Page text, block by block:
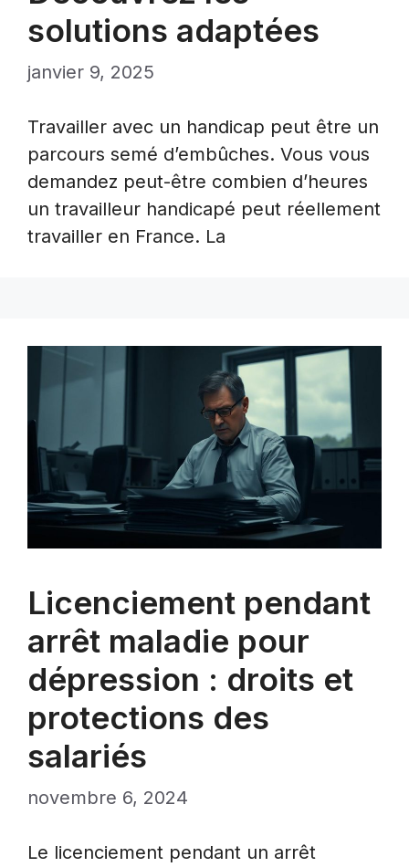
solutions adaptées
janvier 9, 2025
Travailler avec un handicap peut être un
parcours semé d’embûches. Vous vous
demandez peut-être combien d’heures
un travailleur handicapé peut réellement
travailler en France. La
Licenciement pendant
arrêt maladie pour
dépression : droits et
protections des
salariés
novembre 6, 2024
Le licenciement pendant un arrêt